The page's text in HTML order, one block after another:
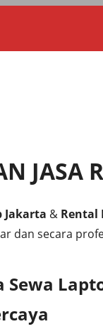
JASA
Jakarta & Rental
dan secara
Sewa